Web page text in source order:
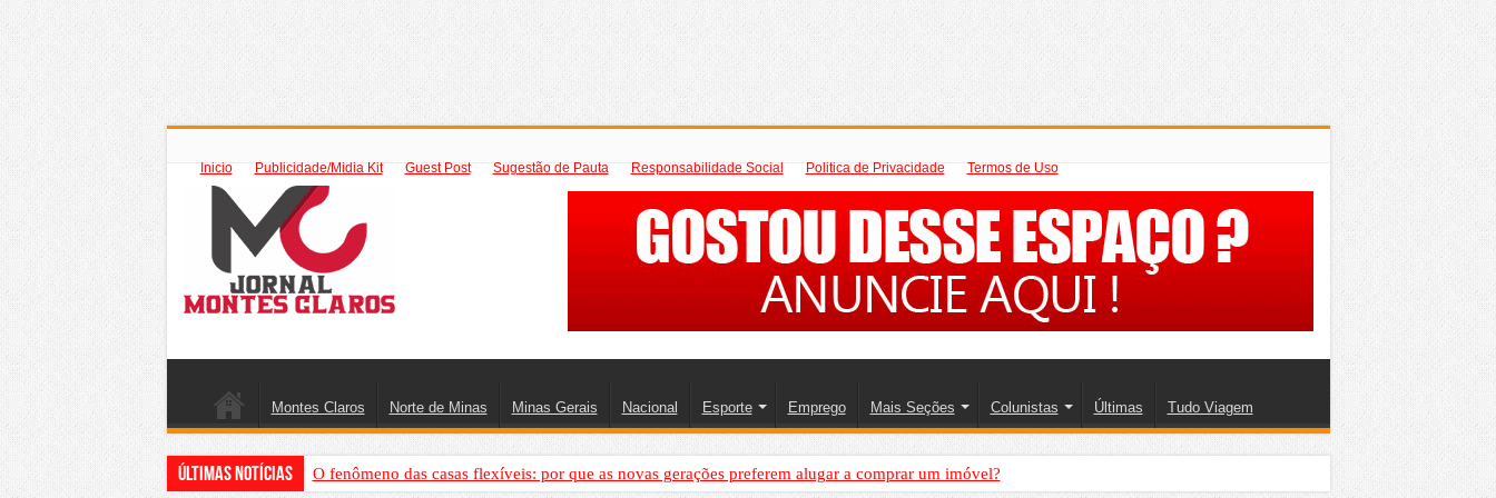
Inicio Publicidade/Midia Kit Guest Post Sugestão de Pauta Responsabilidade Social Politica de Privacidade Termos de Uso
Montes Claros Norte de Minas Minas Gerais Nacional Esporte Emprego Mais Seções Colunistas Últimas Tudo Viagem
Últimas Notícias O fenômeno das casas flexíveis: por que as novas gerações preferem alugar a comprar um imóvel?